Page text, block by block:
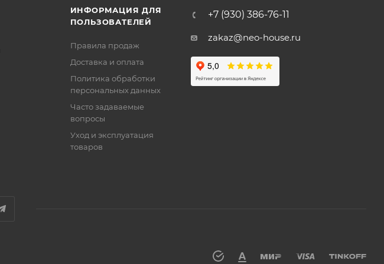
ИНФОРМАЦИЯ ДЛЯ
ПОЛЬЗОВАТЕЛЕЙ
Правила продаж
Доставка и оплата
Политика обработки
персональных данных
Часто задаваемые
вопросы
Уход и эксплуатация
товаров
+7 (930) 386-76-11
zakaz@neo-house.ru